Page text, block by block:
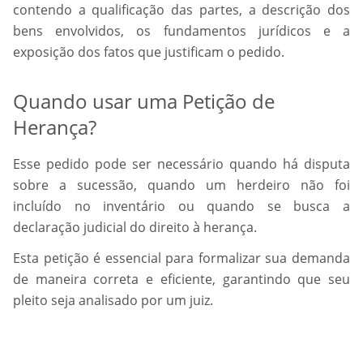
contendo a qualificação das partes, a descrição dos
bens envolvidos, os fundamentos jurídicos e a
exposição dos fatos que justificam o pedido.
Quando usar uma Petição de
Herança?
Esse pedido pode ser necessário quando há disputa
sobre a sucessão, quando um herdeiro não foi
incluído no inventário ou quando se busca a
declaração judicial do direito à herança.
Esta petição é essencial para formalizar sua demanda
de maneira correta e eficiente, garantindo que seu
pleito seja analisado por um juiz.